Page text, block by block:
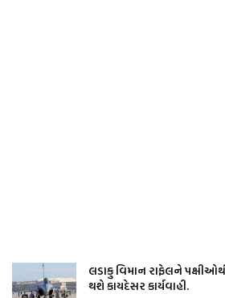
લડાકુ વિમાન રાફેલને
થશે કાયદેસર કાર્યવાહી.